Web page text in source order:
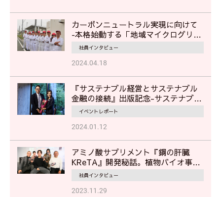
カーボンニュートラル実現に向けて
‐本格始動する「地域マイクログリッ
ド」で地域の災害対応に貢献‐
社員インタビュー
2024.04.18
『サステナブル経営とサステナブル
金融の接続』出版記念-サステナブル
経営に見るムサシの挑戦-
イベントレポート
2024.01.12
アミノ酸サプリメント『鋼の肝臓
KReTA』開発秘話。植物バイオ事業
部担当者が語る"挑戦"のストーリー
社員インタビュー
2023.11.29